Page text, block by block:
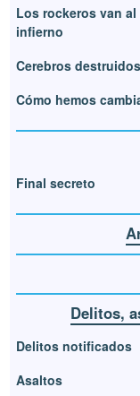
Los rockeros van al
infierno
Cerebros destruidos
Cómo hemos
Final secreto
Delitos,
Delitos notificados
Asaltos